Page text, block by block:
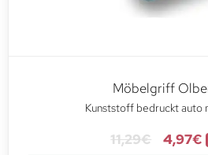
Möbelgriff
Kunststoff bedruckt auto
11,29€ 4,97€